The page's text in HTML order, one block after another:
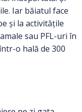
Iar băiatul face
și la activitățile
sau PFL-uri în
o hală de 300